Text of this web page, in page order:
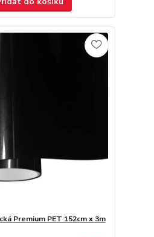
Premium PET 152cm x 3m